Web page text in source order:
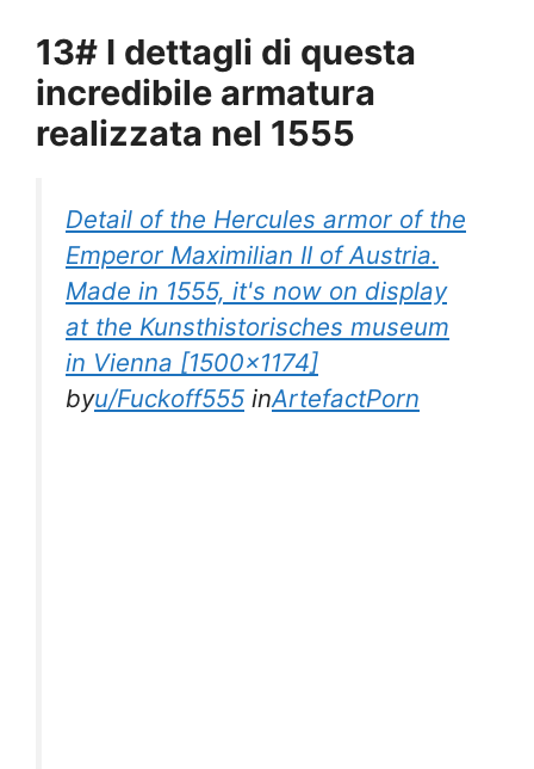
13# I dettagli di questa
incredibile armatura
realizzata nel 1555
Detail of the Hercules armor of the
Emperor Maximilian II of Austria.
Made in 1555, it's now on display
at the Kunsthistorisches museum
in Vienna [1500×1174]
byu/Fuckoff555 inArtefactPorn